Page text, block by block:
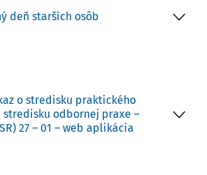
deň starších osôb
o stredisku praktického
stredisku odbornej praxe –
27 – 01 – web aplikácia